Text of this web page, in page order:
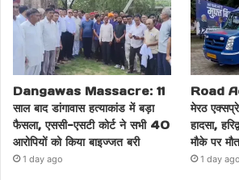
Dangawas Massacre: 11
साल बाद डांगावास हत्याकांड में बड़ा
फैसला, एससी-एसटी कोर्ट ने सभी 40
आरोपियों को किया बाइज्जत बरी
1 day ago
Road
मेरठ
हादसा,
मौके पर
1 day ago